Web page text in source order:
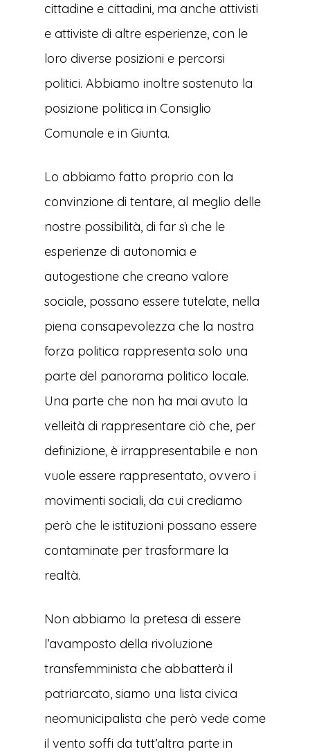
cittadine e cittadini, ma anche attivisti
e attiviste di altre esperienze, con le
loro diverse posizioni e percorsi
politici. Abbiamo inoltre sostenuto la
posizione politica in Consiglio
Comunale e in Giunta.
Lo abbiamo fatto proprio con la
convinzione di tentare, al meglio delle
nostre possibilità, di far sì che le
esperienze di autonomia e
autogestione che creano valore
sociale, possano essere tutelate, nella
piena consapevolezza che la nostra
forza politica rappresenta solo una
parte del panorama politico locale.
Una parte che non ha mai avuto la
velleità di rappresentare ciò che, per
definizione, è irrappresentabile e non
vuole essere rappresentato, ovvero i
movimenti sociali, da cui crediamo
però che le istituzioni possano essere
contaminate per trasformare la
realtà.
Non abbiamo la pretesa di essere
l’avamposto della rivoluzione
transfemminista che abbatterà il
patriarcato, siamo una lista civica
neomunicipalista che però vede come
il vento soffi da tutt’altra parte in